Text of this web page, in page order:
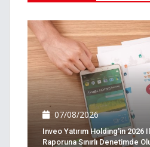
07/08/2026
Inveo Yatırım Holding'in 2026
Raporuna Sınırlı Denetimde